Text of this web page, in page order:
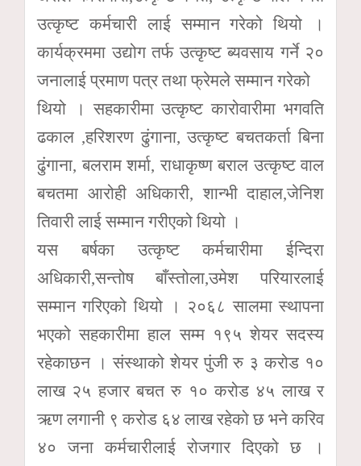
उत्कृष्ट कर्मचारी लाई सम्मान गरेको थियो ।
कार्यक्रममा उद्योग तर्फ उत्कृष्ट ब्यवसाय गर्ने २०
जनालाई प्रमाण पत्र तथा फ्रेमले सम्मान गरेको
थियो । सहकारीमा उत्कृष्ट कारोवारीमा भगवति
ढकाल ,हरिशरण ढुंगाना, उत्कृष्ट बचतकर्ता बिना
ढुंगाना, बलराम शर्मा, राधाकृष्ण बराल उत्कृष्ट वाल
बचतमा आरोही अधिकारी, शान्भी दाहाल,जेनिश
तिवारी लाई सम्मान गरीएको थियो ।
यस बर्षका उत्कृष्ट कर्मचारीमा ईन्दिरा
अधिकारी,सन्तोष बाँस्तोला,उमेश परियारलाई
सम्मान गरिएको थियो । २०६८ सालमा स्थापना
भएको सहकारीमा हाल सम्म १९५ शेयर सदस्य
रहेकाछन । संस्थाको शेयर पुंजी रु ३ करोड १०
लाख २५ हजार बचत रु १० करोड ४५ लाख र
ऋण लगानी ९ करोड ६४ लाख रहेको छ भने करिव
४० जना कर्मचारीलाई रोजगार दिएको छ ।